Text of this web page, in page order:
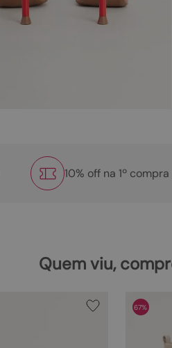
10% off na 1º compra
Quem viu,
67%